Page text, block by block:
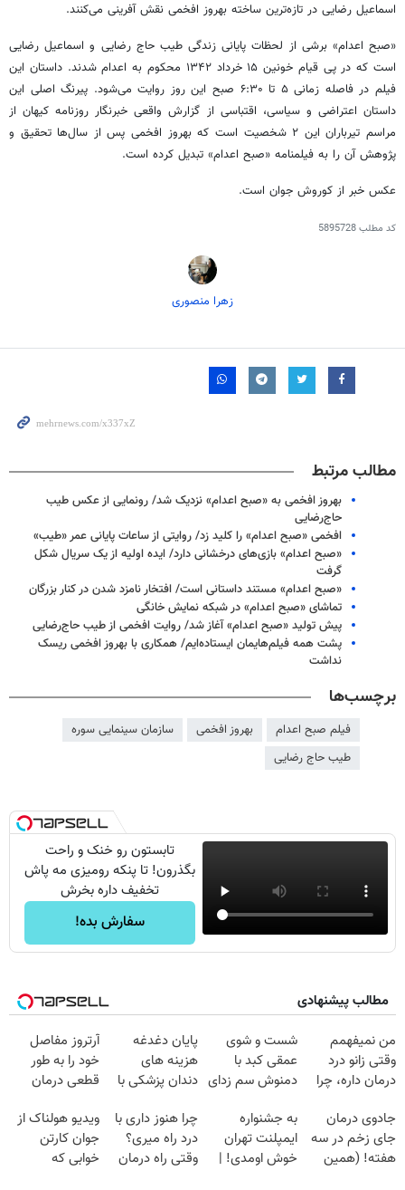
اسماعیل رضایی در تازه‌ترین ساخته بهروز افخمی نقش آفرینی می‌کنند.
«صبح اعدام» برشی از لحظات پایانی زندگی طیب حاج رضایی و اسماعیل رضایی
است که در پی قیام خونین ۱۵ خرداد
۱۳۴۲
محکوم به اعدام شدند. داستان این
فیلم در فاصله زمانی ۵ تا ۶:۳۰ صبح این روز روایت می‌شود. پیرنگ اصلی این
داستان اعتراضی و سیاسی، اقتباسی از گزارش واقعی خبرنگار روزنامه کیهان از
مراسم تیرباران این ۲ شخصیت است که بهروز افخمی پس از سال‌ها تحقیق و
پژوهش آن را به فیلمنامه «صبح اعدام» تبدیل کرده است.
عکس خبر از کوروش جوان است.
کد مطلب5895728
زهرا منصوری
مطالب مرتبط
بهروز افخمی به «صبح اعدام» نزدیک شد/ رونمایی از عکس طیب
حاج‌رضایی
افخمی «صبح اعدام» را کلید زد/ روایتی از ساعات پایانی عمر «طیب»
«صبح اعدام» بازی‌های درخشانی دارد/ ایده اولیه از یک سریال شکل
گرفت
«صبح اعدام» مستند داستانی است/ افتخار نامزد شدن در کنار بزرگان
تماشای «صبح اعدام» در شبکه نمایش خانگی
پیش تولید «صبح اعدام» آغاز شد/ روایت افخمی از طیب حاج‌رضایی
پشت همه فیلم‌هایمان ایستاده‌ایم/ همکاری با بهروز افخمی ریسک
نداشت
برچسب‌ها
فیلم صبح اعدام بهروز افخمی
سازمان سینمایی سوره
طیب حاج رضایی
تابستون رو خنک و راحت
بگذرون! تا پنکه رومیزی مه پاش
تخفیف داره بخرش
سفارش بده!
مطالب پیشنهادی
من نمیفهمم
وقتی زانو درد
درمان داره، چرا
تحمل میکنی؟❗
شست و شوی
عمقی کبد با
دمنوش سم زدای
پایان دغدغه
هزینه های
دندان پزشکی با
خانگی
آرتروز مفاصل
خود را به طور
قطعی درمان
◗پرسش‌نامه◖
جادوی درمان
جای زخم در سه
هفته! (همین
به جشنواره
ایمپلنت تهران
خوش اومدی! |
چرا هنوز داری با
درد راه میری؟
وقتی راه درمان
ویدیو هولناک از
جوان کارتن
خوابی که